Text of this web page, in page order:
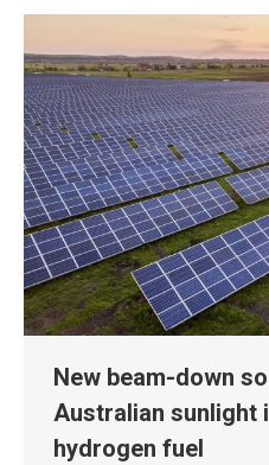
New beam-down
Australian sunlight
hydrogen fuel